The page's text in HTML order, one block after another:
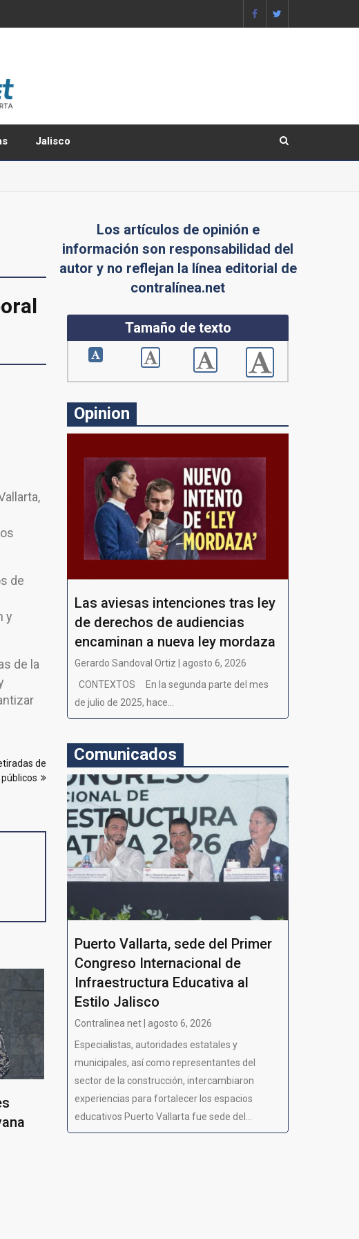
Jalisco
de
y
de la
de
Los artículos de opinión e
información son responsabilidad del
autor y no reflejan la línea editorial de
contralínea.net
Tamaño de texto
Opinion
Las aviesas intenciones tras ley
de derechos de audiencias
encaminan a nueva ley mordaza
Gerardo Sandoval Ortiz | agosto 6, 2026
CONTEXTOS En la segunda parte del mes
de julio de 2025, hace...
Comunicados
Puerto Vallarta, sede del Primer
Congreso Internacional de
Infraestructura Educativa al
Estilo Jalisco
Contralinea net | agosto 6, 2026
Especialistas, autoridades estatales y
municipales, así como representantes del
sector de la construcción, intercambiaron
experiencias para fortalecer los espacios
educativos Puerto Vallarta fue sede del...